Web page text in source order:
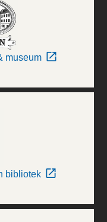
museum
bibliotek